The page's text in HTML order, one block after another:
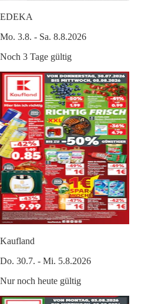
EDEKA
Mo. 3.8. - Sa. 8.8.2026
Noch 3 Tage gültig
Kaufland
Do. 30.7. - Mi. 5.8.2026
Nur noch heute gültig